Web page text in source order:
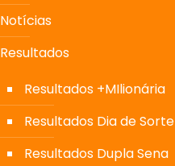
Notícias
Resultados
Resultados +MIlionária
Resultados Dia de Sorte
Resultados Dupla Sena